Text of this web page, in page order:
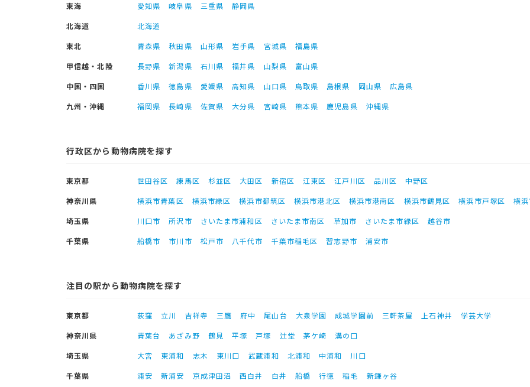
東海
愛知県 岐阜県 三重県
静岡県
北海道
北海道
東北
青森県 秋田県 山形県 岩手県 宮城県
福島県
甲信越・北陸
長野県 新潟県 石川県 福井県 山梨県
富山県
中国・四国
香川県 徳島県 愛媛県 高知県 山口県 鳥取県 島根県 岡山県
広島県
九州・沖縄
福岡県 長崎県 佐賀県 大分県 宮崎県 熊本県 鹿児島県 沖縄県
行政区から動物病院を探す
東京都 世田谷区 練馬区 杉並区 大田区 新宿区 江東区 江戸川区 品川区
中野区
神奈川県
横浜市青葉区 横浜市緑区 横浜市都筑区 横浜市港北区 横浜市港南区 横浜市鶴見区 横浜市戸塚区
横
埼玉県
川口市 所沢市 さいたま市浦和区 さいたま市南区 草加市 さいたま市緑区
越谷市
千葉県
船橋市 市川市 松戸市 八千代市 千葉市稲毛区 習志野市 浦安市
注目の駅から動物病院を探す
東京都 荻窪 立川 吉祥寺 三鷹 府中 尾山台 大泉学園 成城学園前 三軒茶屋 上石神井
学芸大学
神奈川県
青葉台 あざみ野 鶴見 平塚 戸塚 辻堂 茅ケ崎
溝の口
埼玉県
大宮 東浦和 志木 東川口 武蔵浦和 北浦和 中浦和
川口
千葉県
浦安 新浦安 京成津田沼 西白井 白井 船橋 行徳 稲毛 新鎌ヶ谷